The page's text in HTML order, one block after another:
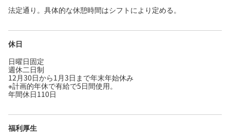
法定通り。具体的な休憩時間はシフトにより定める。
休日
日曜日固定
週休二日制
12月30日から1月3日まで年末年始休み
※計画的年休で有給で5日間使用。
年間休日110日
福利厚生